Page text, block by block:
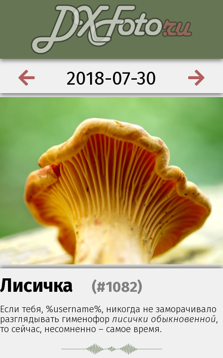
2018-07-30
Лисичка (#1082)
Если тебя, %username%, никогда не заморачивало
разглядывать гименофор лисички обыкновенной,
то сейчас, несомненно – самое время.